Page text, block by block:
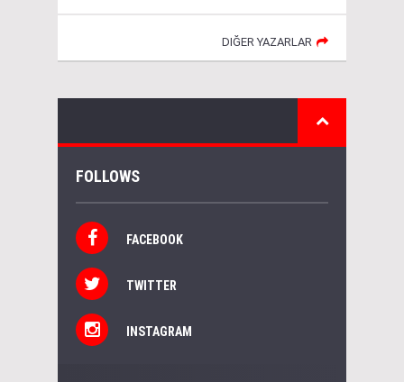
DIĞER YAZARLAR
FOLLOWS
FACEBOOK
TWITTER
INSTAGRAM